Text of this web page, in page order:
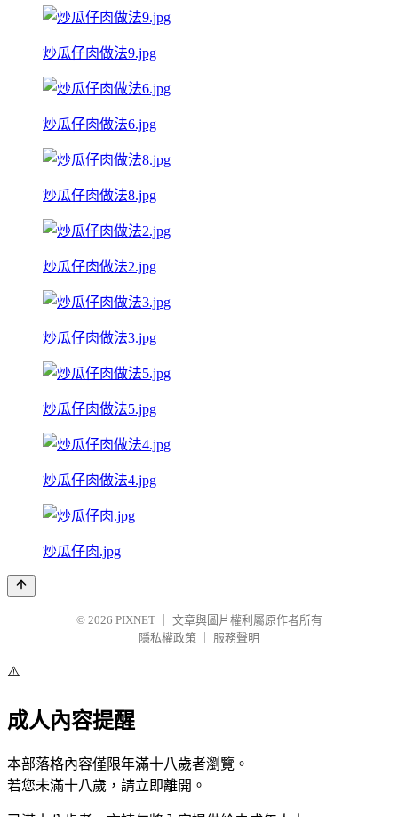
炒瓜仔肉做法9.jpg
炒瓜仔肉做法6.jpg
炒瓜仔肉做法8.jpg
炒瓜仔肉做法2.jpg
炒瓜仔肉做法3.jpg
炒瓜仔肉做法5.jpg
炒瓜仔肉做法4.jpg
炒瓜仔肉.jpg
© 2026 PIXNET
文章與圖片權利屬原作者所有
隱私權政策
服務聲明
⚠️
成人內容提醒
本部落格內容僅限年滿十八歲者瀏覽。
若您未滿十八歲，請立即離開。